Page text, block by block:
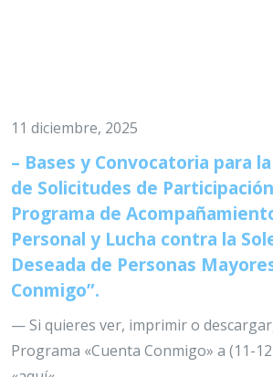
11 diciembre, 2025
– Bases y Convocatoria para
de Solicitudes de
Programa de
Personal y Lucha contra la
Deseada de Personas
Conmigo”.
— Si quieres ver, imprimir o
Programa «Cuenta Conmigo» a (11-